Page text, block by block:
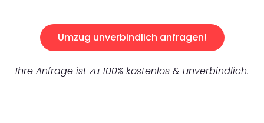
Umzug unverbindlich anfragen!
Ihre Anfrage ist zu 100% kostenlos & unverbindlich.